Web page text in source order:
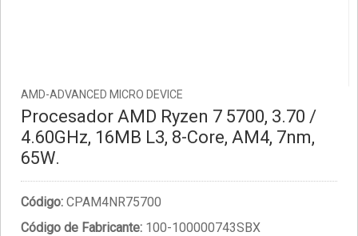
AMD-ADVANCED MICRO DEVICE
Procesador AMD Ryzen 7 5700, 3.70 /
4.60GHz, 16MB L3, 8-Core, AM4, 7nm,
65W.
Código: CPAM4NR75700
Código de Fabricante: 100-100000743SBX